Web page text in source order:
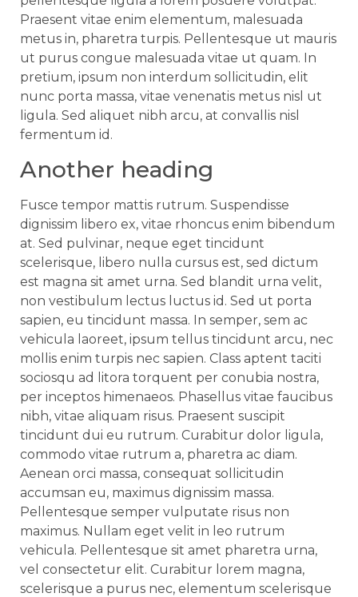
Praesent vitae enim elementum, malesuada
metus in, pharetra turpis. Pellentesque ut mauris
ut purus congue malesuada vitae ut quam. In
pretium, ipsum non interdum sollicitudin, elit
nunc porta massa, vitae venenatis metus nisl ut
ligula. Sed aliquet nibh arcu, at convallis nisl
fermentum id.
Another heading
Fusce tempor mattis rutrum. Suspendisse
dignissim libero ex, vitae rhoncus enim bibendum
at. Sed pulvinar, neque eget tincidunt
scelerisque, libero nulla cursus est, sed dictum
est magna sit amet urna. Sed blandit urna velit,
non vestibulum lectus luctus id. Sed ut porta
sapien, eu tincidunt massa. In semper, sem ac
vehicula laoreet, ipsum tellus tincidunt arcu, nec
mollis enim turpis nec sapien. Class aptent taciti
sociosqu ad litora torquent per conubia nostra,
per inceptos himenaeos. Phasellus vitae faucibus
nibh, vitae aliquam risus. Praesent suscipit
tincidunt dui eu rutrum. Curabitur dolor ligula,
commodo vitae rutrum a, pharetra ac diam.
Aenean orci massa, consequat sollicitudin
accumsan eu, maximus dignissim massa.
Pellentesque semper vulputate risus non
maximus. Nullam eget velit in leo rutrum
vehicula. Pellentesque sit amet pharetra urna,
vel consectetur elit. Curabitur lorem magna,
scelerisque a purus nec, elementum scelerisque